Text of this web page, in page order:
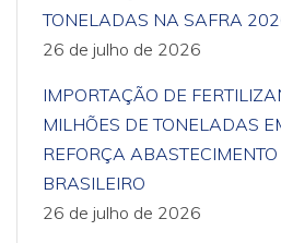
TONELADAS NA SAFRA
26 de julho de 2026
IMPORTAÇÃO DE
MILHÕES DE TONELADAS
REFORÇA
BRASILEIRO
26 de julho de 2026